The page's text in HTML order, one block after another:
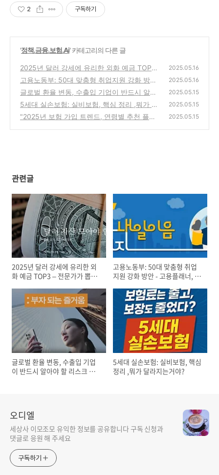
2 구독하기
'정책.금융.보험.Ai' 카테고리의 다른 글
2025년 달러 강세에 유리한 외화 예금 TOP3
– 전문가가 뽑은 환테크 전략
(0)
2025.05.16
고용노동부: 50대 맞춤형 취업지원 강화 방안
- 고용플래너, 신중년 특화 훈련, 중장년 고용
네트워크
(0)
2025.05.16
글로벌 환율 변동, 수출입 기업이 반드시 알아
야 할 리스크 대응과 헤지 전략
(0)
2025.05.15
5세대 실손보험: 실비보험, 핵심 정리 ,뭐가 달
라지는거야?
(0)
2025.05.15
"2025년 보험 가입 트렌드, 연령별 추천 플랜
2025.05.15
관련글
2025년 달러 강세에 유리한 외
화 예금 TOP3 – 전문가가 뽑은
고용노동부: 50대 맞춤형 취업
지원 강화 방안 - 고용플래너, 신
트워크
글로벌 환율 변동, 수출입 기업
이 반드시 알아야 할 리스크 대
5세대 실손보험: 실비보험, 핵심
정리 ,뭐가 달라지는거야?
오디엘
세상사 이모조모 유익한 정보를 공유합니다 구독 신청과
댓글로 응원 해 주세요
구독하기